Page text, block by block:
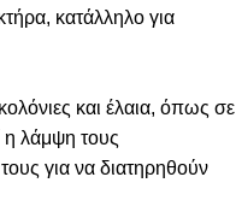
κατάλληλο για
και έλαια, όπως σε
η λάμψη τους
για να διατηρηθούν